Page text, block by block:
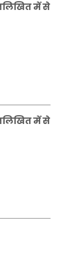
में से
में से